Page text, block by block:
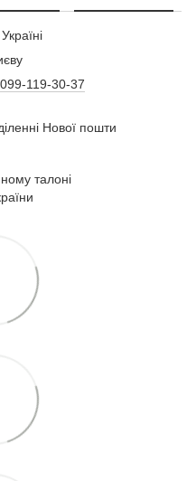
099-119-30-37
Нової пошти
талоні